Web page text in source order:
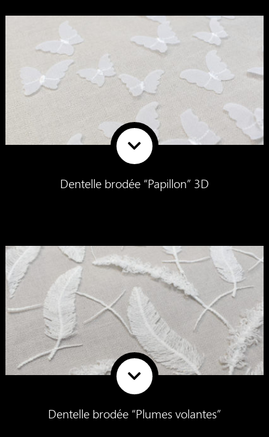
Dentelle brodée “Papillon” 3D
Dentelle brodée “Plumes volantes”